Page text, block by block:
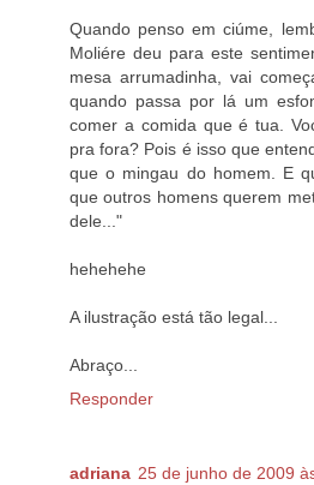
Quando penso em ciúme,
Moliére deu para este
mesa arrumadinha, vai
quando passa por lá um
comer a comida que é tua.
pra fora? Pois é isso que
que o mingau do homem. E
que outros homens querem
dele..."
hehehehe
A ilustração está tão legal...
Abraço...
Responder
adriana 25 de junho de 2009